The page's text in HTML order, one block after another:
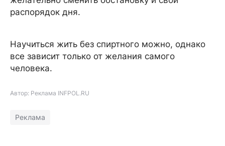
распорядок дня.
Научиться жить без спиртного можно, однако
все зависит только от желания самого
человека.
Автор: Реклама INFPOL.RU
Реклама